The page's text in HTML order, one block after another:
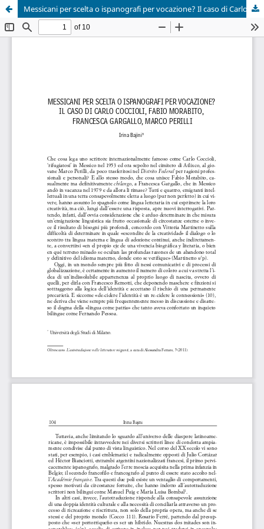
Messicani per scelta o ispanografi per vocazione? Il caso di Carlo Coccioli, Fabio Morabito, Francesca Gargallo e Marco Perilli